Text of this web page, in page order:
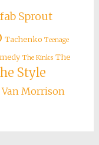
Sprout
Tachenko Teenage
The Kinks The
Style
Van Morrison